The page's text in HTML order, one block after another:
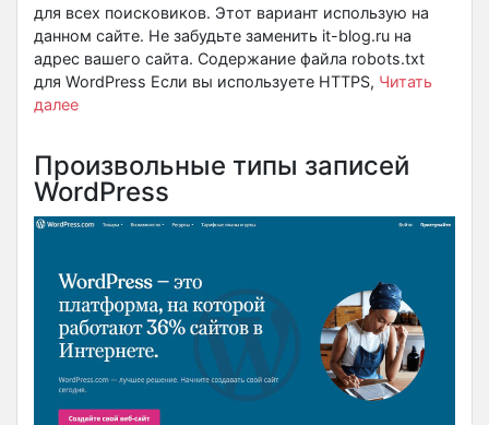
для всех поисковиков. Этот вариант использую на
данном сайте. Не забудьте заменить it-blog.ru на
адрес вашего сайта. Содержание файла robots.txt
для WordPress Если вы используете HTTPS, Читать
далее
Произвольные типы записей
WordPress